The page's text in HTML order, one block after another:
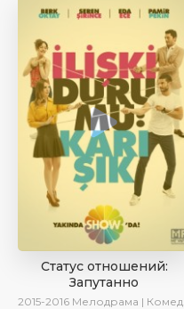
Статус отношений:
Запутанно
2015-2016 Мелодрама | Комедия